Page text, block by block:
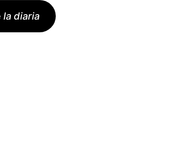
la diaria